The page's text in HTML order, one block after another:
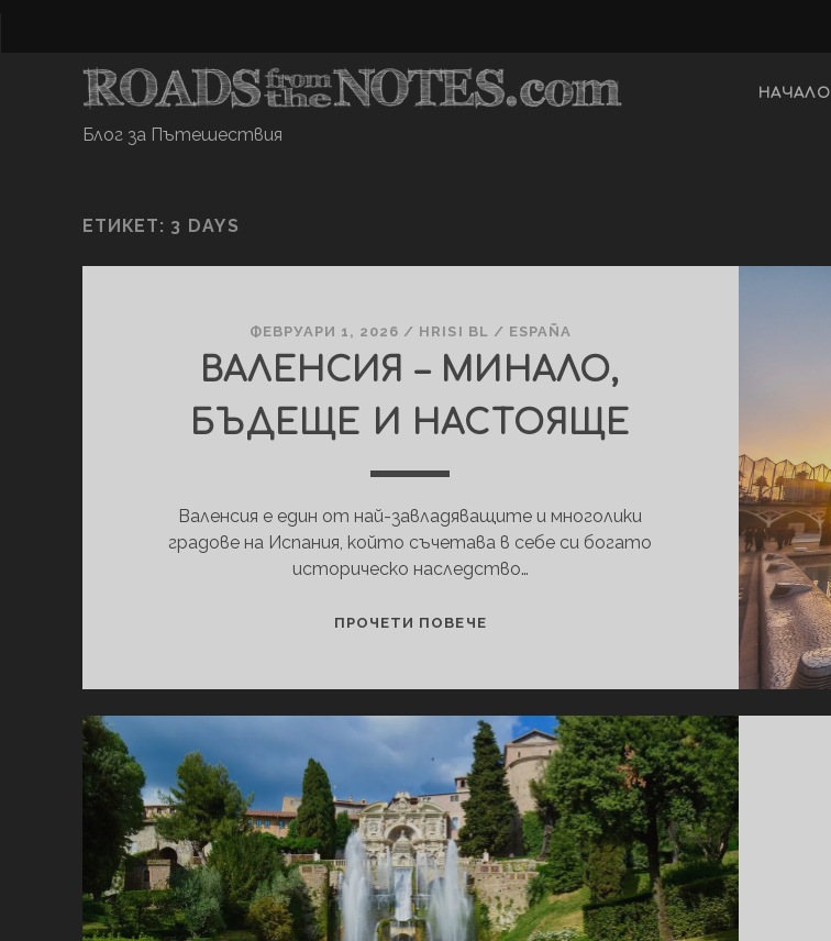
Блог за Пътешествия
НАЧАЛО
ЕТИКЕТ: 3 DAYS
ФЕВРУАРИ 1, 2026 / HRISI BL / ESPAÑA
ВАЛЕНСИЯ – МИНАЛО,
БЪДЕЩЕ И НАСТОЯЩЕ
Валенсия е един от най-завладяващите и многолики
градове на Испания, който съчетава в себе си богато
историческо наследство…
ПРОЧЕТИ ПОВЕЧЕВАЛЕНСИЯ
И
НАСТОЯЩЕ